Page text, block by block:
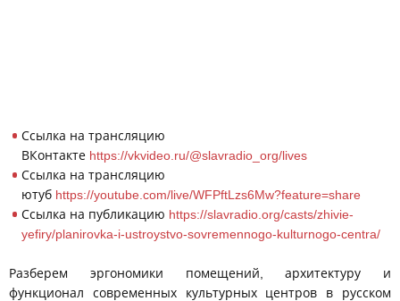
Ссылка на трансляцию
ВКонтакте https://vkvideo.ru/@slavradio_org/lives
Ссылка на трансляцию
ютуб https://youtube.com/live/WFPftLzs6Mw?feature=share
Ссылка на публикацию https://slavradio.org/casts/zhivie-
yefiry/planirovka-i-ustroystvo-sovremennogo-kulturnogo-centra/
Разберем эргономики помещений, архитектуру и
функционал современных культурных центров в русском